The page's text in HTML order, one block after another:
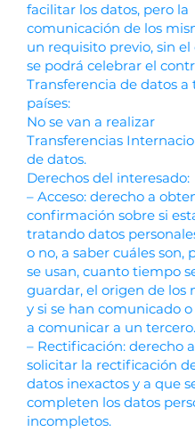
facilitar los datos, pero la
comunicación de los
un requisito previo, sin el
se podrá celebrar el
Transferencia de datos a
países:
No se van a realizar
Transferencias
de datos.
Derechos del interesado:
– Acceso: derecho a
confirmación sobre si
tratando datos
o no, a saber cuáles son,
se usan, cuanto tiempo
guardar, el origen de los
y si se han comunicado o
a comunicar a un tercero.
– Rectificación: derecho a
solicitar la rectificación
datos inexactos y a que
completen los datos
incompletos.